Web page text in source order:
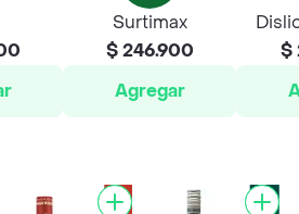
Surtimax
$ 246.900
Agregar
$